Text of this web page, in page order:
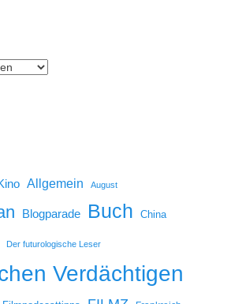
Allgemein August
Blogparade Buch China
Der futurologische Leser
Verdächtigen